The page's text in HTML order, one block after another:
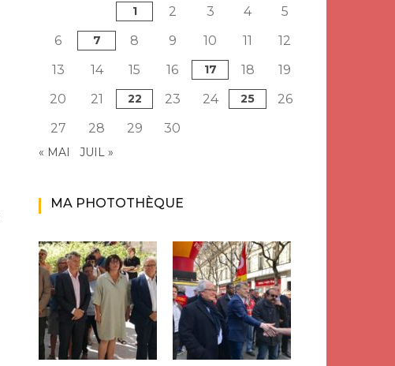
1 2 3 4
5
6
7 8 9 10 11
12
13
14 15 16 17 18
19
20
21 22 23 24 25
26
27
28 29 30
« MAI JUIL »
MA PHOTOTHÈQUE